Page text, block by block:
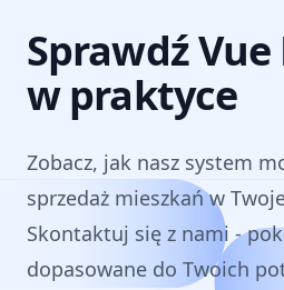
Sprawdź
w praktyce
Zobacz, jak nasz system
sprzedaż mieszkań w
Skontaktuj się z nami -
dopasowane do Twoich